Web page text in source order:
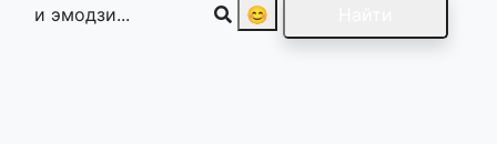
и эмодзи...
😊